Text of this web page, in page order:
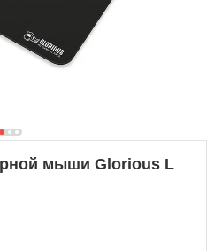
мыши Glorious L